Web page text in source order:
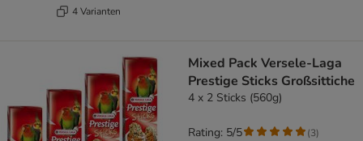
4 Varianten
Mixed Pack Versele-Laga
Prestige Sticks Großsittiche
4 x 2 Sticks (560g)
Rating: 5/5 (3)